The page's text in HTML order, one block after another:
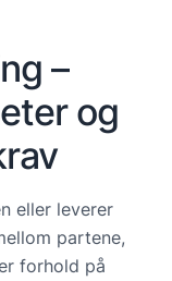
–
og
eller leverer
partene,
forhold på